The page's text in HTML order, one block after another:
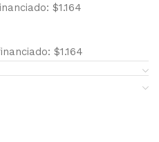
$1.164
$1.164